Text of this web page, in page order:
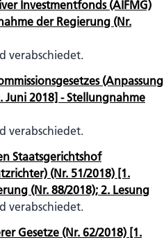
Investmentfonds (AIFMG)
der Regierung (Nr.
verabschiedet.
(Anpassung
Juni 2018] - Stellungnahme
verabschiedet.
Staatsgerichtshof
(Nr. 51/2018) [1.
(Nr. 88/2018); 2. Lesung
verabschiedet.
Gesetze (Nr. 62/2018) [1.